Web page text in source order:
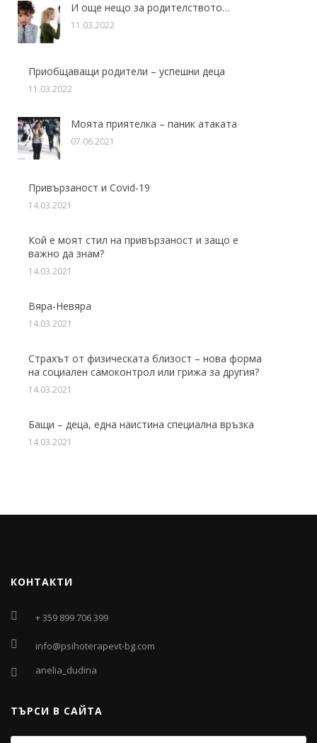
И още нещо за родителството…
11.03.2022
Приобщаващи родители – успешни деца
11.03.2022
Моята приятелка – паник атаката
07.06.2021
Привързаност и Covid-19
14.03.2021
Кой е моят стил на привързаност и защо е
важно да знам?
14.03.2021
Вяра-Невяра
14.03.2021
Страхът от физическата близост – нова форма
на социален самоконтрол или грижа за другия?
14.03.2021
Бащи – деца, една наистина специална връзка
14.03.2021
КОНТАКТИ
+ 359 899 706 399
info@psihoterapevt-bg.com
anelia_dudina
ТЪРСИ В САЙТА